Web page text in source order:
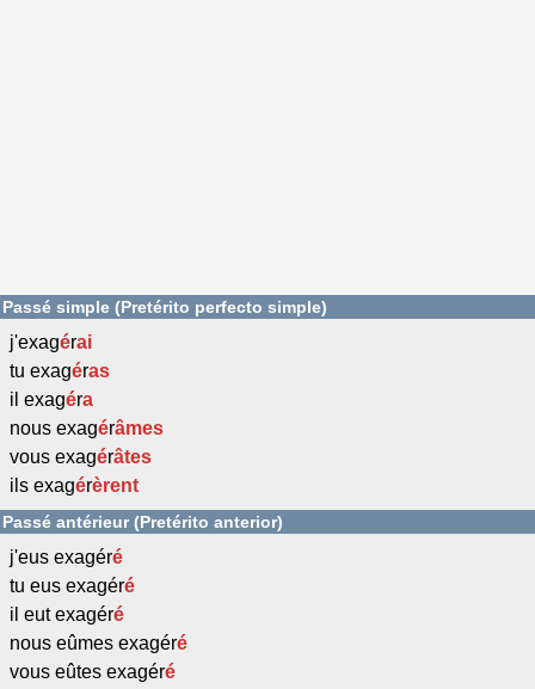
Passé simple (Pretérito perfecto simple)
j'exagérai
tu exagéras
il exagéra
nous exagérâmes
vous exagérâtes
ils exagérèrent
Passé antérieur (Pretérito anterior)
j'eus exagéré
tu eus exagéré
il eut exagéré
nous eûmes exagéré
vous eûtes exagéré